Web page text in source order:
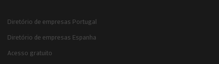
Diretório de empresas Portugal
Diretório de empresas Espanha
Acesso gratuito